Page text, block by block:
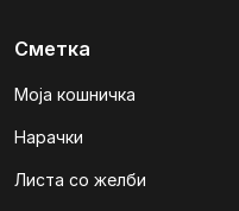
Сметка
Моја кошничка
Нарачки
Листа со желби